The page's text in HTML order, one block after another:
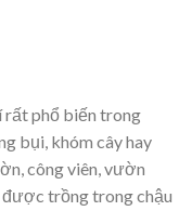
rất phổ biến trong
bụi, khóm cây hay
công viên, vườn
được trồng trong chậu